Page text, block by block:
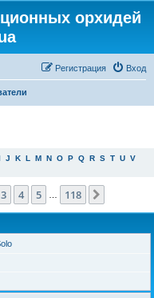
орхидей
Вход
Регистрация
J K L M N O P Q R S T U V
из 118
3 4 5 118